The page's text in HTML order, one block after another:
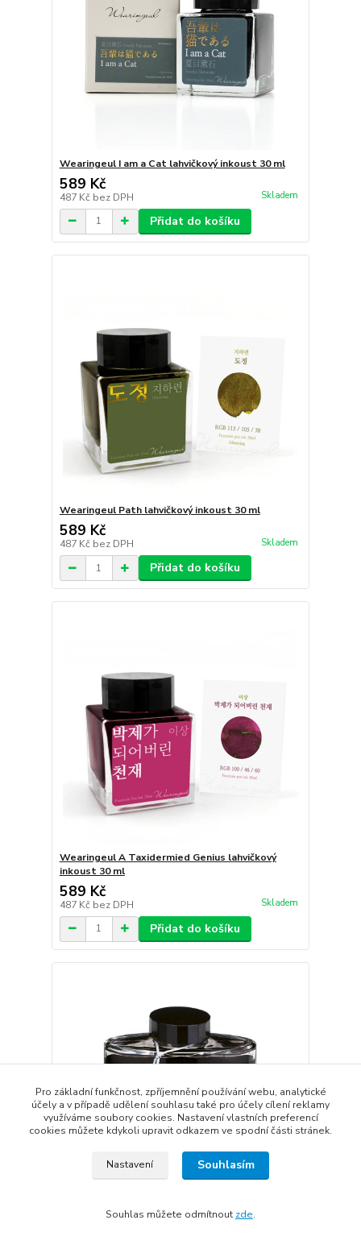
Wearingeul I am a Cat lahvičkový inkoust 30 ml
589 Kč
487 Kč bez DPH Skladem
Přidat do košíku
Wearingeul Path lahvičkový inkoust 30 ml
589 Kč
487 Kč bez DPH Skladem
Přidat do košíku
Wearingeul A Taxidermied Genius lahvičkový
inkoust 30 ml
589 Kč
487 Kč bez DPH Skladem
Přidat do košíku
Pilot Iroshizuku Yama-Guri - Wild Chesnut
Pro základní funkčnost, zpříjemnění používání webu, analytické
účely a v případě udělení souhlasu také pro účely cílení reklamy
využíváme soubory cookies. Nastavení vlastních preferencí
cookies můžete kdykoli upravit odkazem ve spodní části stránek.
Nastavení Souhlasím
Souhlas můžete odmítnout zde.